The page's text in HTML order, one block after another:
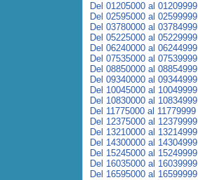
Del 01205000 al 01209999
Del 02595000 al 02599999
Del 03780000 al 03784999
Del 05225000 al 05229999
Del 06240000 al 06244999
Del 07535000 al 07539999
Del 08850000 al 08854999
Del 09340000 al 09344999
Del 10045000 al 10049999
Del 10830000 al 10834999
Del 11775000 al 11779999
Del 12375000 al 12379999
Del 13210000 al 13214999
Del 14300000 al 14304999
Del 15245000 al 15249999
Del 16035000 al 16039999
Del 16595000 al 16599999